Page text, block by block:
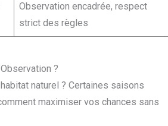
Observation encadrée, respect
strict des règles
?
naturel ? Certaines saisons
maximiser vos chances sans